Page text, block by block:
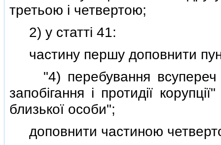
третьою i четвертою;
2) у статтi 41:
частину першу доповнити
"4) перебування
запобiгання i протидiї
близької особи";
доповнити частиною